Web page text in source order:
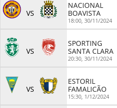
VS
NACIONAL
BOAVISTA
18:00, 30/11/2024
VS
SPORTING
SANTA CLARA
20:30, 30/11/2024
VS
ESTORIL
FAMALICÃO
15:30, 1/12/2024